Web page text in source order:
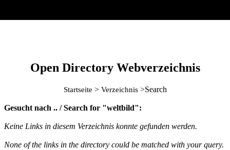
Open Directory Webverzeichnis
Startseite > Verzeichnis>Search
Gesucht nach .. / Search for "weltbild":
Keine Links in diesem Verzeichnis konnte gefunden werden.
None of the links in the directory could be matched with your query.